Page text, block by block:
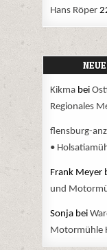
Hans Röper
Kikma bei
Regionales
flensburg-
•
Frank Meyer
und
Sonja bei
Motormühle